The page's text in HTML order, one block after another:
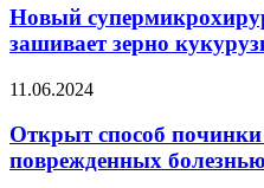
Новый
зашивает зерно
11.06.2024
Открыт способ починки
поврежденных